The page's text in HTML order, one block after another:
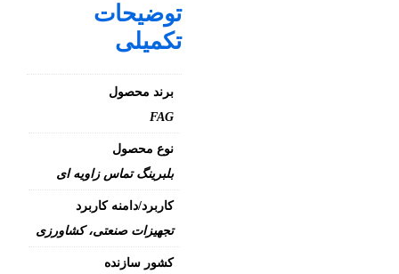
توضیحات
تکمیلی
برند محصول
FAG
نوع محصول
بلبرینگ تماس زاویه ای
کاربرد/دامنه کاربرد
تجهیزات صنعتی، کشاورزی
کشور سازنده